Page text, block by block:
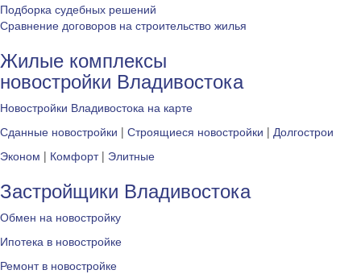
Подборка судебных решений
Сравнение договоров на строительство жилья
Жилые комплексы
новостройки Владивостока
Новостройки Владивостока на карте
Сданные новостройки | Строящиеся новостройки | Долгострои
Эконом | Комфорт| Элитные
Застройщики Владивостока
Обмен на новостройку
Ипотека в новостройке
Ремонт в новостройке